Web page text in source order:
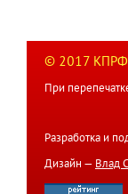
© 2017 КПРФ.
При
Разработка и
Дизайн — Влад